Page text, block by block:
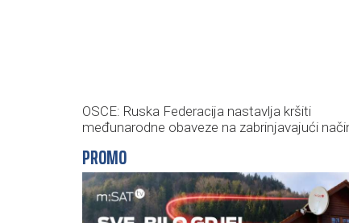
OSCE: Ruska Federacija nastavlja kršiti
međunarodne obaveze na zabrinjavajući
PROMO